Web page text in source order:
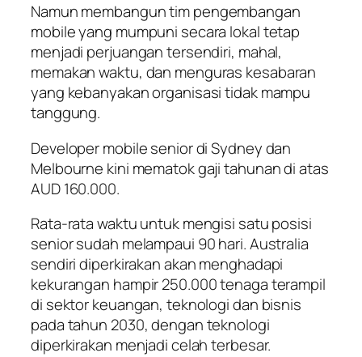
Namun membangun tim pengembangan
mobile yang mumpuni secara lokal tetap
menjadi perjuangan tersendiri, mahal,
memakan waktu, dan menguras kesabaran
yang kebanyakan organisasi tidak mampu
tanggung.
Developer mobile senior di Sydney dan
Melbourne kini mematok gaji tahunan di atas
AUD 160.000.
Rata-rata waktu untuk mengisi satu posisi
senior sudah melampaui 90 hari. Australia
sendiri diperkirakan akan menghadapi
kekurangan hampir 250.000 tenaga terampil
di sektor keuangan, teknologi dan bisnis
pada tahun 2030, dengan teknologi
diperkirakan menjadi celah terbesar.